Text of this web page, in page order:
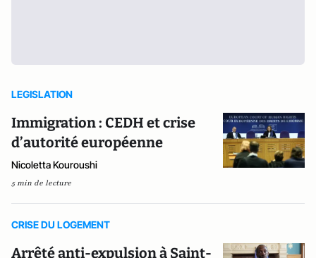
LEGISLATION
Immigration : CEDH et crise
d’autorité européenne
Nicoletta Kouroushi
5 min de lecture
CRISE DU LOGEMENT
Arrêté anti-expulsion à Saint-